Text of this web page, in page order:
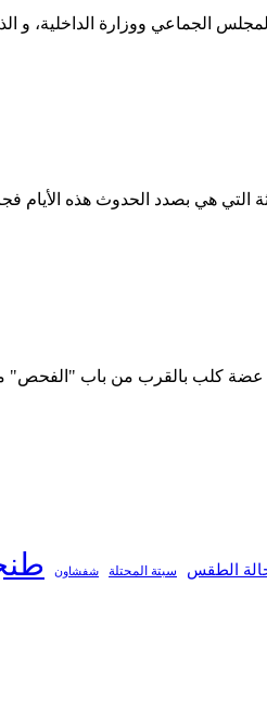
2023 صادقت على مشروع اتفاقية شراكة بين المجلس
التي هي بصدد الحدوث هذه
إلى عضة كلب بالقرب من باب
الطقس سبتة المحتلة شفشاون